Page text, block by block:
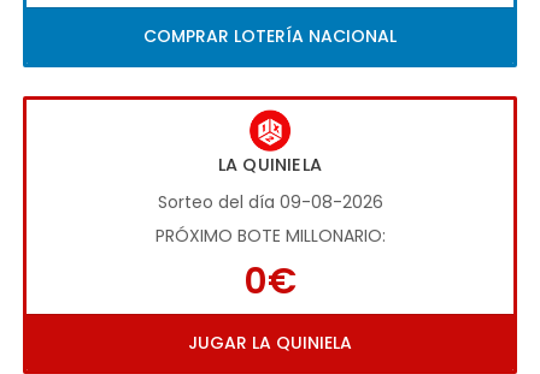
COMPRAR LOTERÍA NACIONAL
LA QUINIELA
Sorteo del día 09-08-2026
PRÓXIMO BOTE MILLONARIO:
0€
JUGAR LA QUINIELA